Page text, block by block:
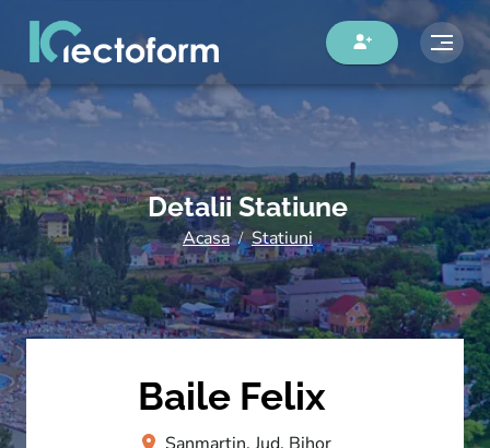
Detalii Statiune
Acasa Statiuni
Baile Felix